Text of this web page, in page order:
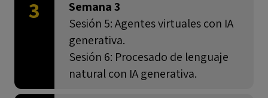
3
Semana 3
Sesión 5: Agentes virtuales con IA
generativa.
Sesión 6: Procesado de lenguaje
natural con IA generativa.